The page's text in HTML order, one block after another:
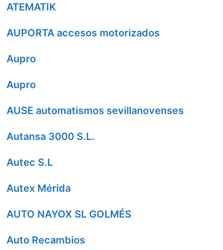
ATEMATIK
AUPORTA accesos motorizados
Aupro
Aupro
AUSE automatismos sevillanovenses
Autansa 3000 S.L.
Autec S.L
Autex Mérida
AUTO NAYOX SL GOLMÉS
Auto Recambios